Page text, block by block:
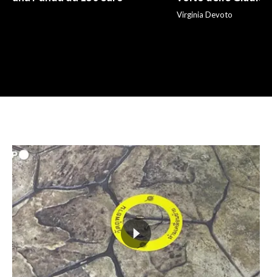
Virginia Devoto